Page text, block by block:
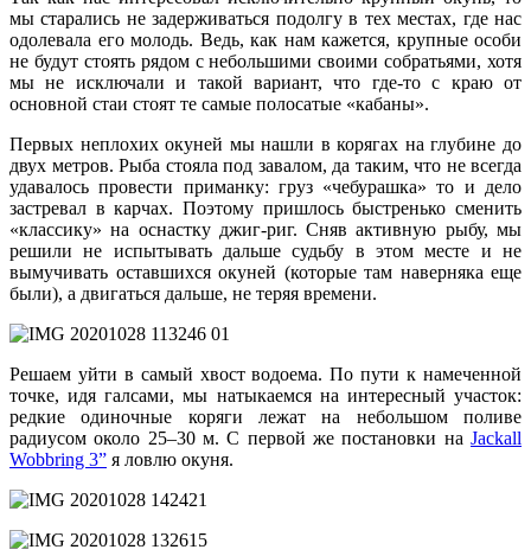
мы старались не задерживаться подолгу в тех местах, где нас
одолевала его молодь. Ведь, как нам кажется, крупные особи
не будут стоять рядом с небольшими своими собратьями, хотя
мы не исключали и такой вариант, что где-то с краю от
основной стаи стоят те самые полосатые «кабаны».
Первых неплохих окуней мы нашли в корягах на глубине до
двух метров. Рыба стояла под завалом, да таким, что не всегда
удавалось провести приманку: груз «чебурашка» то и дело
застревал в карчах. Поэтому пришлось быстренько сменить
«классику» на оснастку джиг-риг. Сняв активную рыбу, мы
решили не испытывать дальше судьбу в этом месте и не
вымучивать оставшихся окуней (которые там наверняка еще
были), а двигаться дальше, не теряя времени.
Решаем уйти в самый хвост водоема. По пути к намеченной
точке, идя галсами, мы натыкаемся на интересный участок:
редкие одиночные коряги лежат на небольшом поливе
радиусом около 25–30 м. С первой же постановки на Jackall
Wobbring 3” я ловлю окуня.